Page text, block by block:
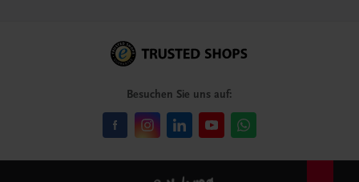
Besuchen Sie uns auf: